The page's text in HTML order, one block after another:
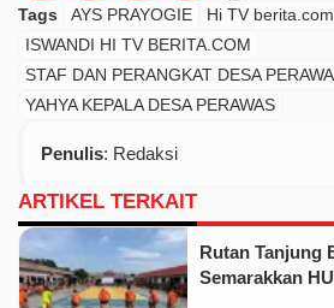
Tags AYS PRAYOGIE
Hi TV berita.com
ISWANDI HI TV BERITA.COM
STAF DAN PERANGKAT DESA
YAHYA KEPALA DESA PERAWAS
Penulis: Redaksi
ARTIKEL TERKAIT
Rutan Tanjung
Semarakkan